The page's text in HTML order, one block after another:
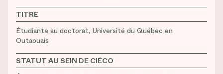
TITRE
Étudiante au doctorat, Université du Québec en
Outaouais
STATUT AU SEIN DE CIÉCO